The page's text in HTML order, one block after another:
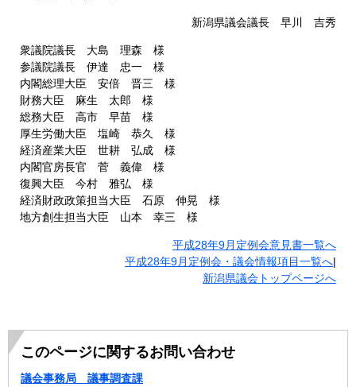
新潟県議会議長 早川 吉秀
衆議院議長 大島 理森 様
参議院議長 伊達 忠一 様
内閣総理大臣 安倍 晋三 様
財務大臣 麻生 太郎 様
総務大臣 高市 早苗 様
厚生労働大臣 塩崎 恭久 様
経済産業大臣 世耕 弘成 様
内閣官房長官 菅 義偉 様
復興大臣 今村 雅弘 様
経済財政政策担当大臣 石原 伸晃 様
地方創生担当大臣 山本 幸三 様
平成28年9月定例会意見書一覧へ
平成28年9月定例会・議会情報項目一覧へ|
新潟県議会トップページへ
このページに関するお問い合わせ
議会事務局 議事調査課